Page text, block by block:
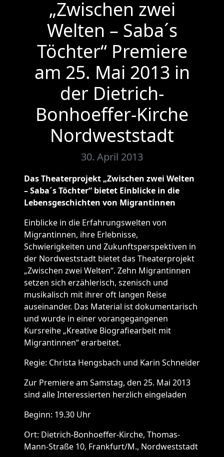
„Zwischen zwei
Welten – Saba´s
Töchter“ Premiere
am 25. Mai 2013 in
der Dietrich-
Bonhoeffer-Kirche
Nordweststadt
30. April 2013
Das Theaterprojekt „Zwischen zwei Welten
– Saba´s Töchter“ bietet Einblicke in die
Lebensgeschichten von Migrantinnen
Einblicke in die Erfahrungswelten von
Migrantinnen, ihre Erlebnisse,
Schwierigkeiten und Zukunftsperspektiven in
der Nordweststadt bietet das Theaterprojekt
„Zwischen zwei Welten“. Zehn Migrantinnen
setzen sich erzählerisch, szenisch und
musikalisch mit ihrer oft langen Reise
auseinander. Das Material ist dokumentarisch
und wurde in einer vorangegangenen
Kursreihe „Kreative Biografiearbeit mit
Migrantinnen“ erarbeitet.
Regie: Christa Hengsbach und Karin Schneider
Zur Premiere am Samstag, den 25. Mai 2013
sind alle Interessierten herzlich eingeladen
Beginn: 19.30 Uhr
Ort: Dietrich-Bonhoeffer-Kirche, Thomas-
Mann-Straße 10, Frankfurt/M., Nordweststadt